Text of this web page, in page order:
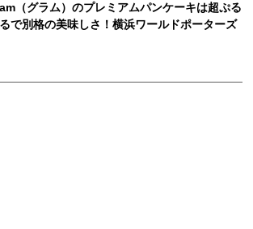
（グラム）のプレミアムパンケーキは超ぷる
で別格の美味しさ！横浜ワールドポーターズ